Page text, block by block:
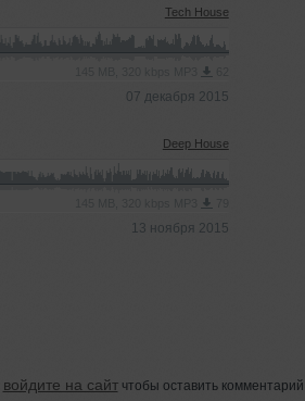
Tech House
07 декабря 2015
Deep House
13 ноября 2015
войдите на сайтчтобы оставить комментарий